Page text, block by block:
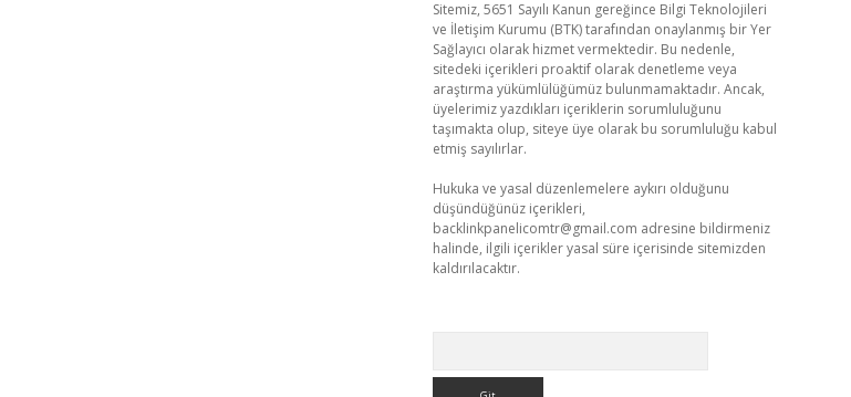
Sitemiz, 5651 Sayılı Kanun gereğince Bilgi Teknolojileri
ve İletişim Kurumu (BTK) tarafından onaylanmış bir Yer
Sağlayıcı olarak hizmet vermektedir. Bu nedenle,
sitedeki içerikleri proaktif olarak denetleme veya
araştırma yükümlülüğümüz bulunmamaktadır. Ancak,
üyelerimiz yazdıkları içeriklerin sorumluluğunu
taşımakta olup, siteye üye olarak bu sorumluluğu kabul
etmiş sayılırlar.
Hukuka ve yasal düzenlemelere aykırı olduğunu
düşündüğünüz içerikleri,
backlinkpanelicomtr@gmail.com adresine bildirmeniz
halinde, ilgili içerikler yasal süre içerisinde sitemizden
kaldırılacaktır.